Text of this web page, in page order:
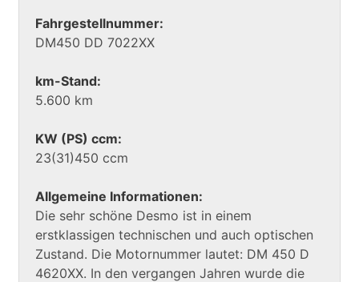
Fahrgestellnummer:
DM450 DD 7022XX
km-Stand:
5.600 km
KW (PS) ccm:
23(31)450 ccm
Allgemeine Informationen:
Die sehr schöne Desmo ist in einem
erstklassigen technischen und auch optischen
Zustand. Die Motornummer lautet: DM 450 D
4620XX. In den vergangen Jahren wurde die